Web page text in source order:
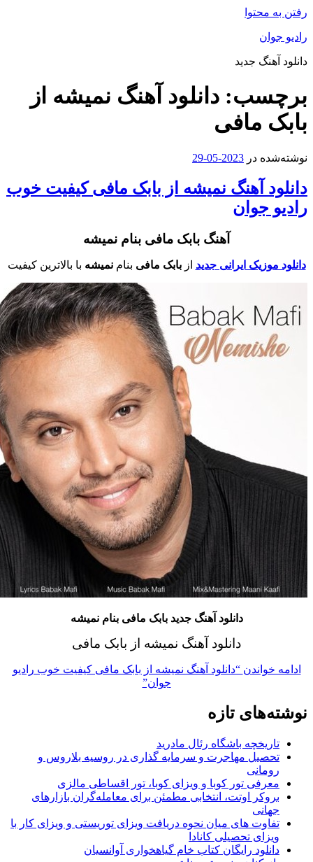
به محتوا
جوان
آهنگ جدید
دانلود آهنگ نمیشه از
مافی
در 2023-05-29
آهنگ نمیشه از بابک مافی کیفیت خوب
جوان
آهنگ بابک مافی بنام نمیشه
دانلود موزیک ایرانی جدید ازبابک مافی بنامنمیشهبا بالاترین کیفیت
دانلود آهنگ جدید بابک مافی بنام نمیشه
دانلود آهنگ نمیشه از بابک مافی
ادامه خواندن“دانلود آهنگ نمیشه از بابک مافی کیفیت خوب رادیو
جوان”
تازه
تاریخچه باشگاه رئال مادرید
تحصیل مهاجرت و سرمایه گذاری در روسیه بلاروس و
رومانی
معرفی تور کوبا و ویزای کوبا، تور اقساطی مالزی
بروکر اوتت، انتخابی مطمئن برای معامله‌گران بازارهای
جهانی
تفاوت های میان نحوه دریافت ویزای توریستی و ویزای کار با
ویزای تحصیلی کانادا
دانلود رایگان کتاب خام گیاهخواری آوانسیان